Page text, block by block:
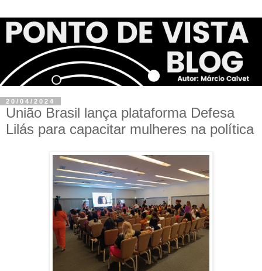
20/04/2024
União Brasil lança plataforma Defesa
Lilás para capacitar mulheres na política